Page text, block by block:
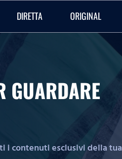
DIRETTA ORIGINAL
GUARDARE
i contenuti esclusivi della tua